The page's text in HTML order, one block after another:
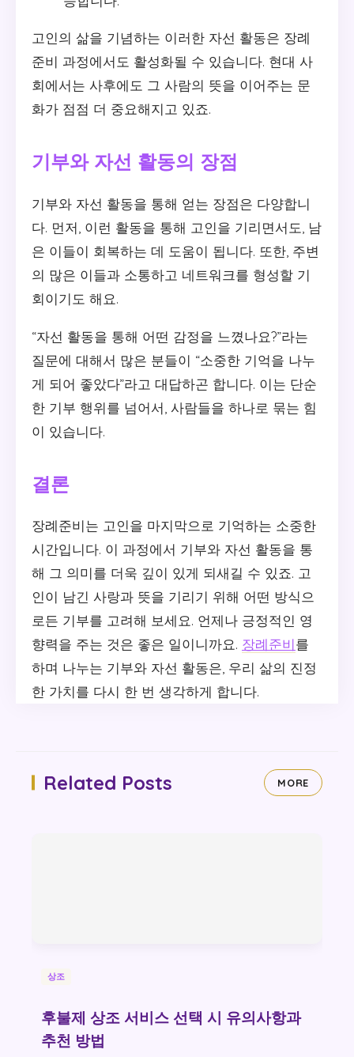
고인의 삶을 기념하는 이러한 자선 활동은 장례
준비 과정에서도 활성화될 수 있습니다. 현대 사
회에서는 사후에도 그 사람의 뜻을 이어주는 문
화가 점점 더 중요해지고 있죠.
기부와 자선 활동의 장점
기부와 자선 활동을 통해 얻는 장점은 다양합니
다. 먼저, 이런 활동을 통해 고인을 기리면서도, 남
은 이들이 회복하는 데 도움이 됩니다. 또한, 주변
의 많은 이들과 소통하고 네트워크를 형성할 기
회이기도 해요.
“자선 활동을 통해 어떤 감정을 느꼈나요?”라는
질문에 대해서 많은 분들이 “소중한 기억을 나누
게 되어 좋았다”라고 대답하곤 합니다. 이는 단순
한 기부 행위를 넘어서, 사람들을 하나로 묶는 힘
이 있습니다.
결론
장례준비는 고인을 마지막으로 기억하는 소중한
시간입니다. 이 과정에서 기부와 자선 활동을 통
해 그 의미를 더욱 깊이 있게 되새길 수 있죠. 고
인이 남긴 사랑과 뜻을 기리기 위해 어떤 방식으
로든 기부를 고려해 보세요. 언제나 긍정적인 영
향력을 주는 것은 좋은 일이니까요. 장례준비를
하며 나누는 기부와 자선 활동은, 우리 삶의 진정
한 가치를 다시 한 번 생각하게 합니다.
Related Posts MORE
상조
후불제 상조 서비스 선택 시 유의사항과
추천 방법